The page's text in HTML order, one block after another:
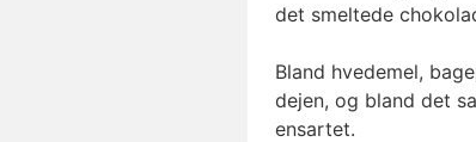
det smeltede
Bland hvedemel,
dejen, og bland det
ensartet.